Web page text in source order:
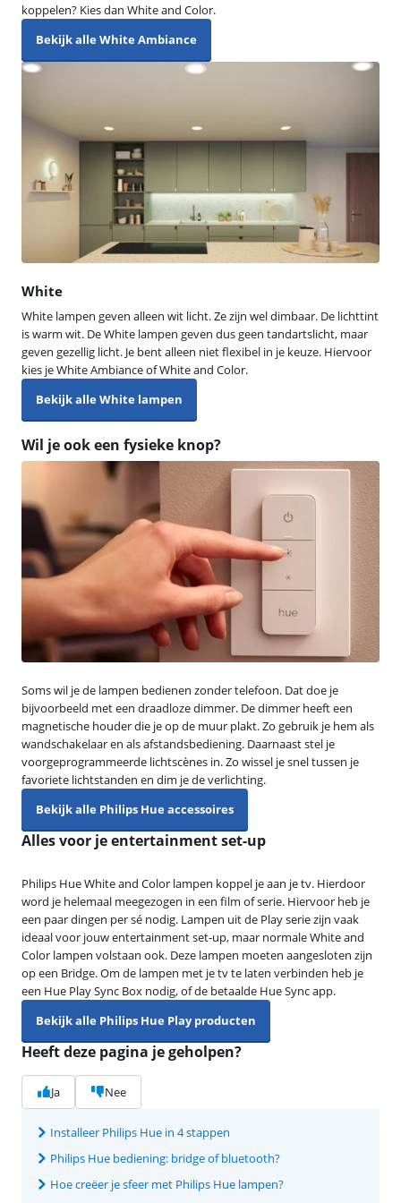
koppelen? Kies dan White and Color.
Bekijk alle White Ambiance
White
White lampen geven alleen wit licht. Ze zijn wel dimbaar. De lichttint
is warm wit. De White lampen geven dus geen tandartslicht, maar
geven gezellig licht. Je bent alleen niet flexibel in je keuze. Hiervoor
kies je White Ambiance of White and Color.
Bekijk alle White lampen
Wil je ook een fysieke knop?
Soms wil je de lampen bedienen zonder telefoon. Dat doe je
bijvoorbeeld met een draadloze dimmer. De dimmer heeft een
magnetische houder die je op de muur plakt. Zo gebruik je hem als
wandschakelaar en als afstandsbediening. Daarnaast stel je
voorgeprogrammeerde lichtscènes in. Zo wissel je snel tussen je
favoriete lichtstanden en dim je de verlichting.
Bekijk alle Philips Hue accessoires
Alles voor je entertainment set-up
Philips Hue White and Color lampen koppel je aan je tv. Hierdoor
word je helemaal meegezogen in een film of serie. Hiervoor heb je
een paar dingen per sé nodig. Lampen uit de Play serie zijn vaak
ideaal voor jouw entertainment set-up, maar normale White and
Color lampen volstaan ook. Deze lampen moeten aangesloten zijn
op een Bridge. Om de lampen met je tv te laten verbinden heb je
een Hue Play Sync Box nodig, of de betaalde Hue Sync app.
Bekijk alle Philips Hue Play producten
Heeft deze pagina je geholpen?
Ja Nee
Installeer Philips Hue in 4 stappen
Philips Hue bediening: bridge of bluetooth?
Hoe creëer je sfeer met Philips Hue lampen?